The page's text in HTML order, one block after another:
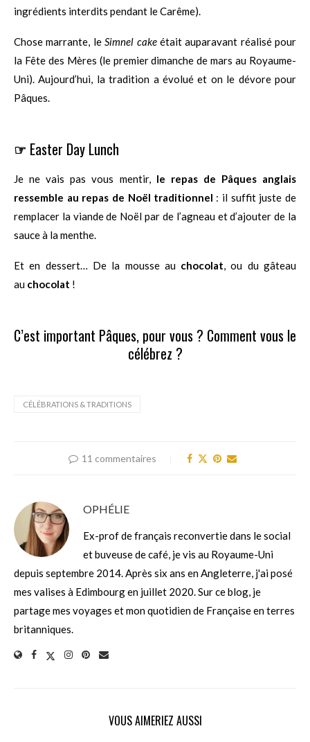
ingrédients interdits pendant le Carême).
Chose marrante, leSimnel cakeétait auparavant réalisé pour
la Fête des Mères (le premier dimanche de mars au Royaume-
Uni). Aujourd’hui, la tradition a évolué et on le dévore pour
Pâques.
☞ Easter Day Lunch
Je ne vais pas vous mentir, le repas de Pâques anglais
ressemble au repas de Noël traditionnel : il suffit juste de
remplacer la viande de Noël par de l’agneau et d’ajouter de la
sauce à la menthe.
Et en dessert… De la mousse au chocolat, ou du gâteau
au chocolat !
C’est important Pâques, pour vous ? Comment vous le
célébrez ?
CÉLÉBRATIONS & TRADITIONS
11 commentaires
OPHÉLIE
Ex-prof de français reconvertie dans le social
et buveuse de café, je vis au Royaume-Uni
depuis septembre 2014. Après six ans en Angleterre, j'ai posé
mes valises à Edimbourg en juillet 2020. Sur ce blog, je
partage mes voyages et mon quotidien de Française en terres
britanniques.
VOUS AIMERIEZ AUSSI